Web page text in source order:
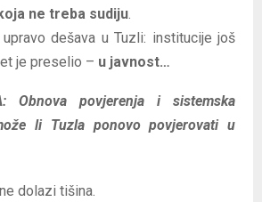
ne treba sudiju.
dešava u Tuzli: institucije još
je preselio – u javnost…
Obnova povjerenja i sistemska
li Tuzla ponovo povjerovati u
dolazi tišina.